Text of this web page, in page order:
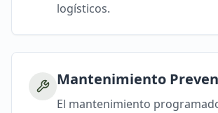
logísticos.
Mantenimiento
El mantenimiento